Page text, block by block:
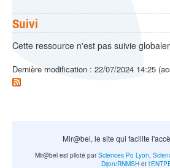
Suivi
Cette ressource n'est pas suivie
Dernière modification : 22/07/2024 14:25
Mir@bel, le site qui facilite
Mir@bel est piloté parSciences Po Lyon,
Dijon/RNMSH et